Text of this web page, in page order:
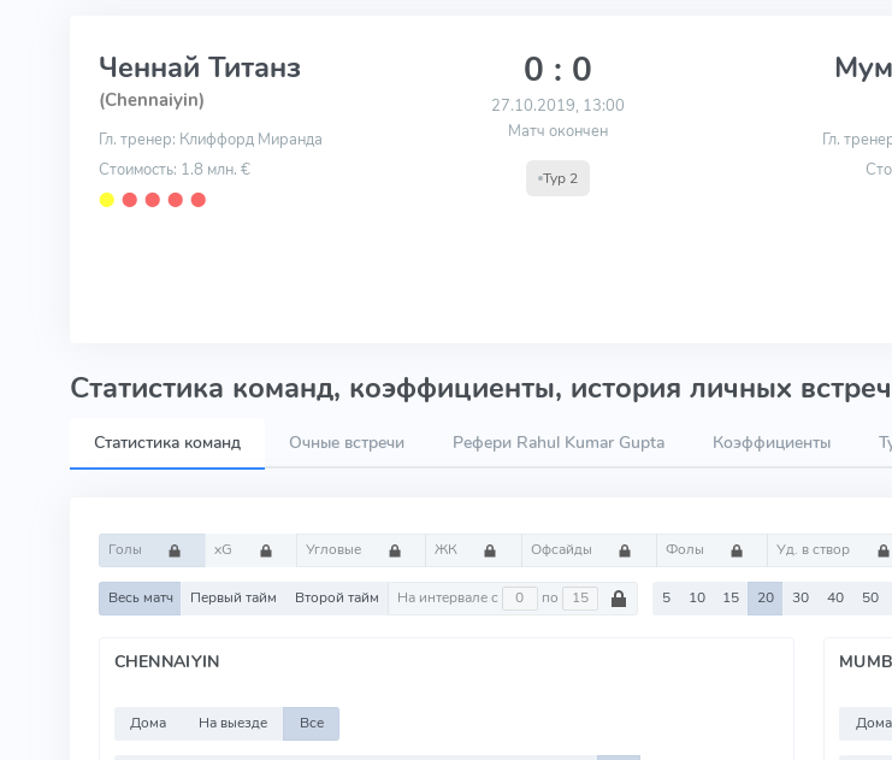
Ченнай Титанз
(Chennaiyin)
Гл. тренер: Клиффорд Миранда
Стоимость: 1.8 млн. €
⬤ ⬤ ⬤ ⬤ ⬤
0 : 0
27.10.2019, 13:00
Матч окончен
Тур 2
Гл.
Статистика команд, коэффициенты, история личных
Статистика команд Очные встречи Рефери Rahul Kumar Gupta Коэффициенты
Голы xG Угловые ЖК Офсайды Фолы Уд. в створ
Весь матч Первый тайм Второй тайм На интервале с по 5 10 15 20 30 40 50
CHENNAIYIN
Дома На выезде Все Дома